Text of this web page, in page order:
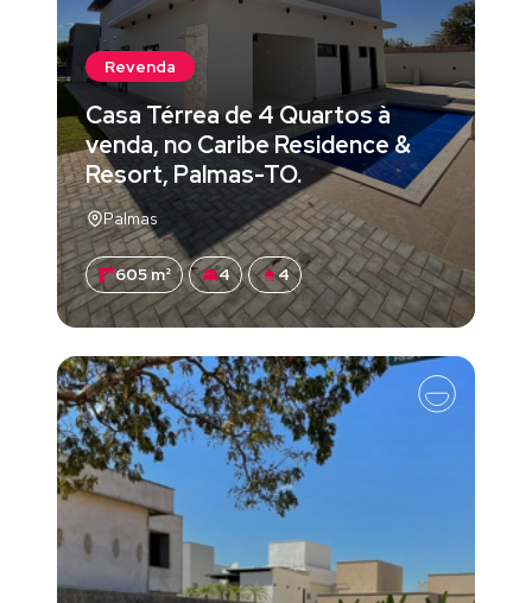
Revenda
Casa Térrea de 4 Quartos à
venda, no Caribe Residence &
Resort, Palmas-TO.
Palmas
605 m² 4 4